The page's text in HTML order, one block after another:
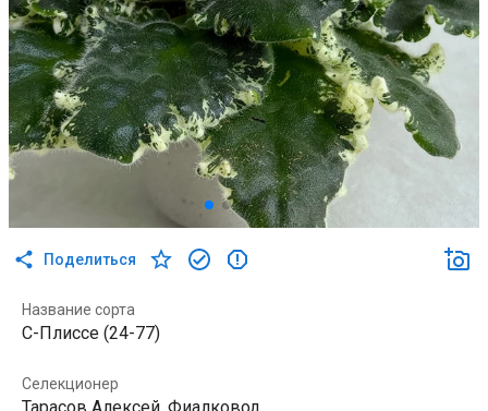
Поделиться
Название сорта
С-Плиссе (24-77)
Селекционер